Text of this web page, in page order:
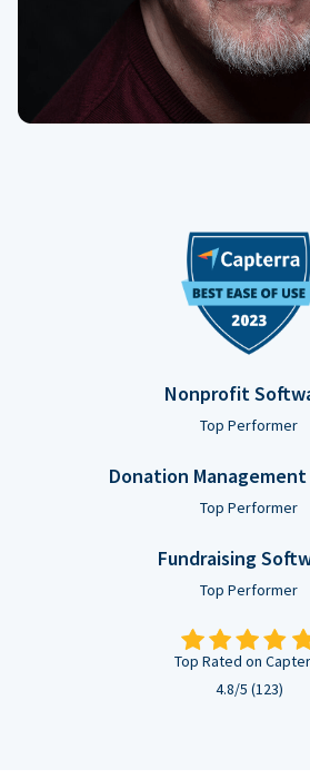
Nonprofit
Top Performer
Donation
Top Performer
Fundraising
Top Performer
Top Rated on
4.8/5 (123)